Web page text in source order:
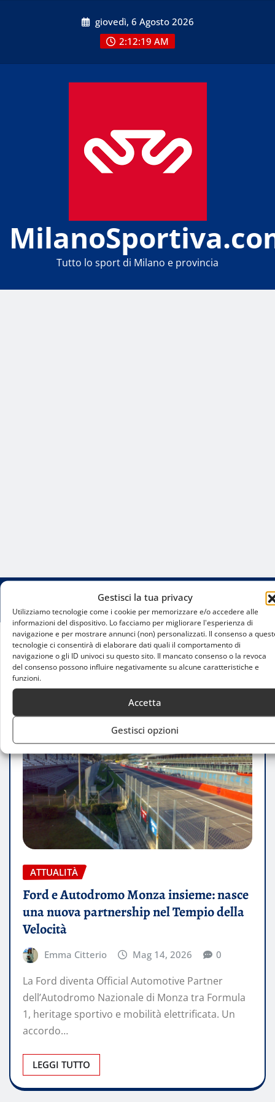
Gestisci la tua privacy
Utilizziamo tecnologie come i cookie per memorizzare e/o accedere alle
informazioni del dispositivo. Lo facciamo per migliorare l'esperienza di
navigazione e per mostrare annunci (non) personalizzati. Il consenso a
tecnologie ci consentirà di elaborare dati quali il comportamento di
navigazione o gli ID univoci su questo sito. Il mancato consenso o la revoca
del consenso possono influire negativamente su alcune caratteristiche e
funzioni.
Accetta
Gestisci opzioni
giovedì, 6 Agosto 2026
2:12:20 AM
Tutto lo sport di Milano e provincia
Home
Ford e Autodromo Monza insieme: nasce una
nuova partnership nel Tempio della Velocità
ATTUALITÀ
Ford e Autodromo Monza insieme: nasce
una nuova partnership nel Tempio della
Velocità
Emma Citterio Mag 14, 2026 0
La Ford diventa Official Automotive Partner
dell’Autodromo Nazionale di Monza tra Formula
1, heritage sportivo e mobilità elettrificata. Un
accordo…
LEGGI TUTTO